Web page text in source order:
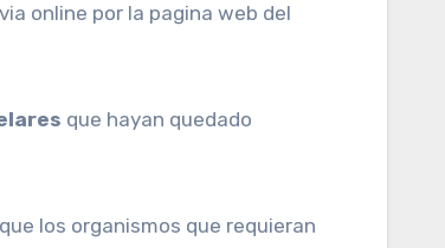
online por la pagina web del
que hayan quedado
los organismos que requieran